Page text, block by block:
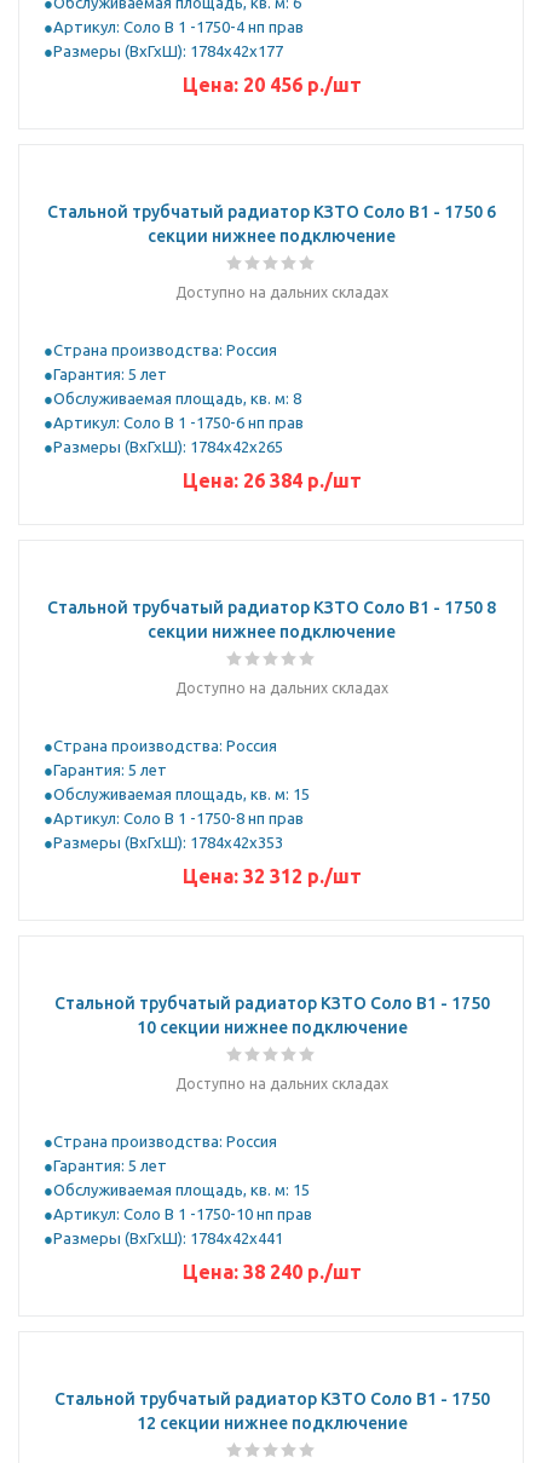
Артикул: Соло В 1 -1750-4 нп прав
Размеры (ВхГхШ): 1784х42х177
Цена: 20 456р./шт
Стальной трубчатый радиатор КЗТО Соло B1 - 1750 6
секции нижнее подключение
Доступно на дальних складах
Страна производства: Россия
Гарантия: 5 лет
Обслуживаемая площадь, кв. м: 8
Артикул: Соло В 1 -1750-6 нп прав
Размеры (ВхГхШ): 1784х42х265
Цена: 26 384р./шт
Стальной трубчатый радиатор КЗТО Соло B1 - 1750 8
секции нижнее подключение
Доступно на дальних складах
Страна производства: Россия
Гарантия: 5 лет
Обслуживаемая площадь, кв. м: 15
Артикул: Соло В 1 -1750-8 нп прав
Размеры (ВхГхШ): 1784х42х353
Цена: 32 312 р./шт
Стальной трубчатый радиатор КЗТО Соло B1 - 1750
10 секции нижнее подключение
Доступно на дальних складах
Страна производства: Россия
Гарантия: 5 лет
Обслуживаемая площадь, кв. м: 15
Артикул: Соло В 1 -1750-10 нп прав
Размеры (ВхГхШ): 1784х42х441
Цена: 38 240р./шт
Стальной трубчатый радиатор КЗТО Соло B1 - 1750
12 секции нижнее подключение